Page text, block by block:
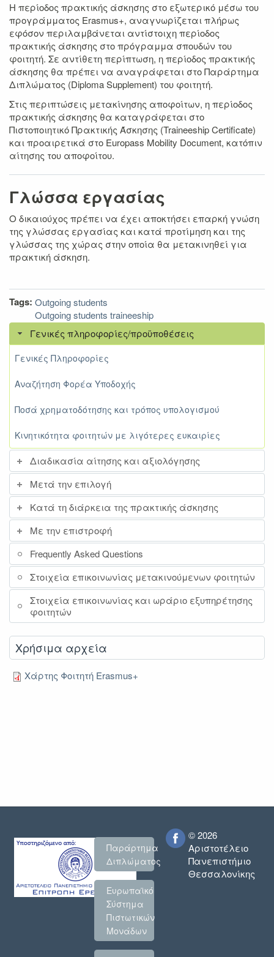
Η περίοδος πρακτικής άσκησης στο εξωτερικό μέσω του
προγράμματος Erasmus+, αναγνωρίζεται πλήρως
εφόσον περιλαμβάνεται αντίστοιχη περίοδος
πρακτικής άσκησης στο πρόγραμμα σπουδών του
φοιτητή. Σε αντίθετη περίπτωση, η περίοδος πρακτικής
άσκησης θα πρέπει να αναγράφεται στο Παράρτημα
Διπλώματος (Diploma Supplement) του φοιτητή.
Στις περιπτώσεις μετακίνησης αποφοίτων, η περίοδος
πρακτικής άσκησης θα καταγράφεται στο
Πιστοποιητικό Πρακτικής Άσκησης (Traineeship Certificate)
και προαιρετικά στο Europass Mobility Document, κατόπιν
αίτησης του αποφοίτου.
Γλώσσα εργασίας
Ο δικαιούχος πρέπει να έχει αποκτήσει επαρκή γνώση
της γλώσσας εργασίας και κατά προτίμηση και της
γλώσσας της χώρας στην οποία θα μετακινηθεί για
πρακτική άσκηση.
Tags: Outgoing students
Outgoing students traineeship
Γενικές πληροφορίες/προϋποθέσεις
Γενικές Πληροφορίες
Αναζήτηση Φορέα Υποδοχής
Ποσά χρηματοδότησης και τρόπος υπολογισμού
Κινητικότητα φοιτητών με λιγότερες ευκαιρίες
Διαδικασία αίτησης και αξιολόγησης
Μετά την επιλογή
Κατά τη διάρκεια της πρακτικής άσκησης
Με την επιστροφή
Frequently Asked Questions
Στοιχεία επικοινωνίας μετακινούμενων φοιτητών
Στοιχεία επικοινωνίας και ωράριο εξυπηρέτησης
φοιτητών
Χρήσιμα αρχεία
Χάρτης Φοιτητή Erasmus+
Παράρτημα
Διπλώματος
Ευρωπαϊκό
Σύστημα
Πιστωτικών
Μονάδων
© 2026
Αριστοτέλειο
Πανεπιστήμιο
Θεσσαλονίκης